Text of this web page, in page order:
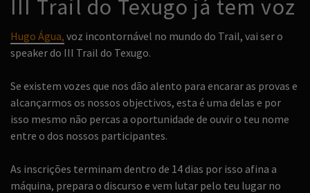
III Trail do Texugo já tem voz
Hugo Água, voz incontornável no mundo do Trail, vai ser o
speaker do III Trail do Texugo.
Se existem vozes que nos dão alento para encarar as provas e
alcançarmos os nossos objectivos, esta é uma delas e por
isso mesmo não percas a oportunidade de ouvir o teu nome
entre o dos nossos participantes.
As inscrições terminam dentro de 14 dias por isso afina a
máquina, prepara o discurso e vem lutar pelo teu lugar no